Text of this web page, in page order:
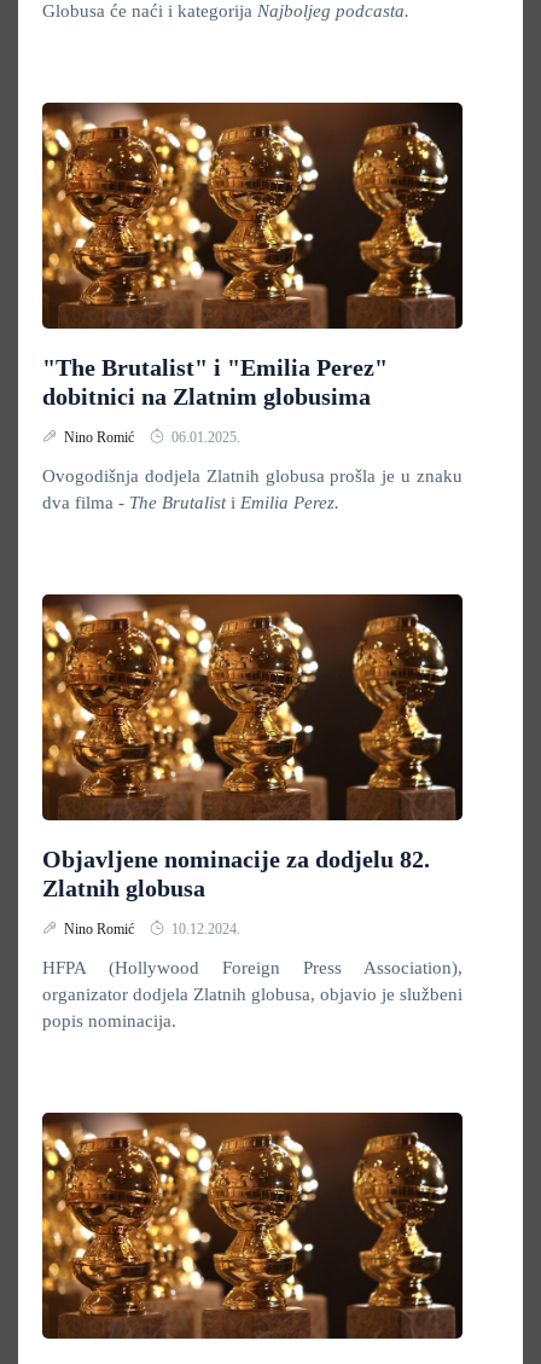
Globusa će naći i kategorija Najboljeg podcasta.
"The Brutalist" i "Emilia Perez"
dobitnici na Zlatnim globusima
Nino Romić 06.01.2025.
Ovogodišnja dodjela Zlatnih globusa prošla je u znaku
dva filma - The Brutalisti Emilia Perez.
Objavljene nominacije za dodjelu 82.
Zlatnih globusa
Nino Romić 10.12.2024.
HFPA (Hollywood Foreign Press Association),
organizator dodjela Zlatnih globusa, objavio je službeni
popis nominacija.